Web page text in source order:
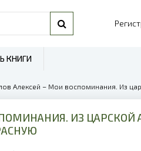
КНИГИ
Алексей – Мои воспоминания. Из
ИЗ ЦАРСКОЙ